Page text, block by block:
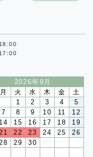
2026年9月
月 火 水 木 金
土
1
2 3 4
5
7 8 9 10 11
12
14 15 16 17 18
19
21 22 23 24 25
26
28 29 30